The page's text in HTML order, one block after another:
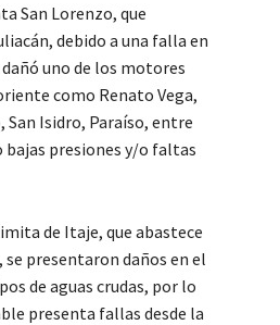
San Lorenzo, que
debido a una falla en
uno de los motores
como Renato Vega,
San Isidro, Paraíso, entre
presiones y/o faltas
de Itaje, que abastece
presentaron daños en el
de aguas crudas, por lo
presenta fallas desde la